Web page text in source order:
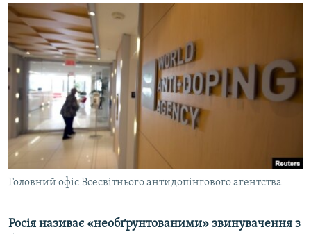
пошуку
ІНТЕРВ'Ю
ВСЕ ЗА ДЕНЬ
СПЕЦПРОЕКТИ
ДЕПОРТАЦІЯ
ВІДЕОУРОКИ «ELIFBE»
СВІДЧЕННЯ ОКУПАЦІЇ
УКРАЇНСЬКА ПРОБЛЕМА КРИМУ
ІНФОГРАФІКА
ЯК ОБІЙТИ БЛОКУВАННЯ
Русский
Qırımtatar
ДОЛУЧАЙСЯ!
Головний офіс Всесвітнього антидопінгового агентства
Росія називає «необґрунтованими» звинувачення з